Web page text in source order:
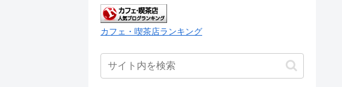
カフェ・喫茶店ランキング